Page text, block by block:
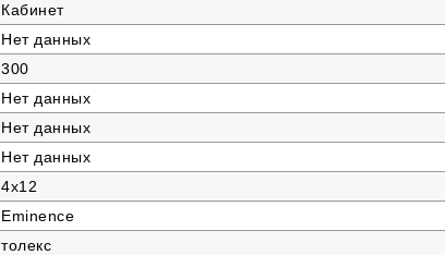
Кабинет
Нет данных
300
Нет данных
Нет данных
Нет данных
4х12
Eminence
толекс